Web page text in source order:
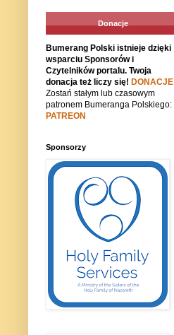
Donacje
Bumerang Polski istnieje dzięki
wsparciu Sponsorów i
Czytelników portalu. Twoja
donacja też liczy się! DONACJE
Zostań stałym lub czasowym
patronem Bumeranga Polskiego:
PATREON
Sponsorzy